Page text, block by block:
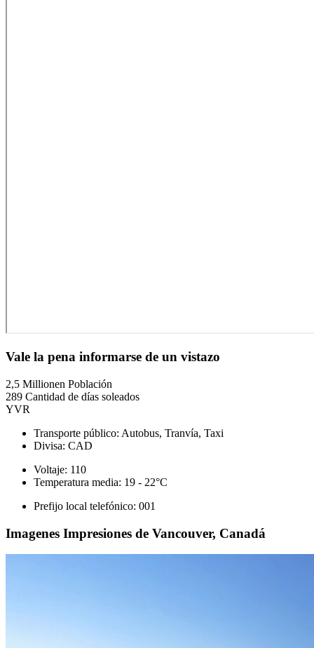
Vale la pena informarse de un vistazo
2,5 Millionen Población
289 Cantidad de días soleados
YVR
Transporte público: Autobus, Tranvía, Taxi
Divisa: CAD
Voltaje: 110
Temperatura media: 19 - 22°C
Prefijo local telefónico: 001
Imagenes Impresiones de Vancouver, Canadá